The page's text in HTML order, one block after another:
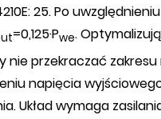
25. Po
=0,125·Pwe.
nie przekraczać
napięcia
Układ wymaga